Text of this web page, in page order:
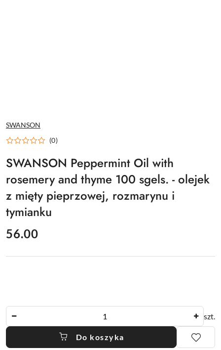
NAZWA
PRODUCENTA:
SWANSON
(0)
SWANSON Peppermint Oil with
rosemery and thyme 100 sgels. - olejek
z mięty pieprzowej, rozmarynu i
tymianku
cena:
56.00
szt.
Do koszyka